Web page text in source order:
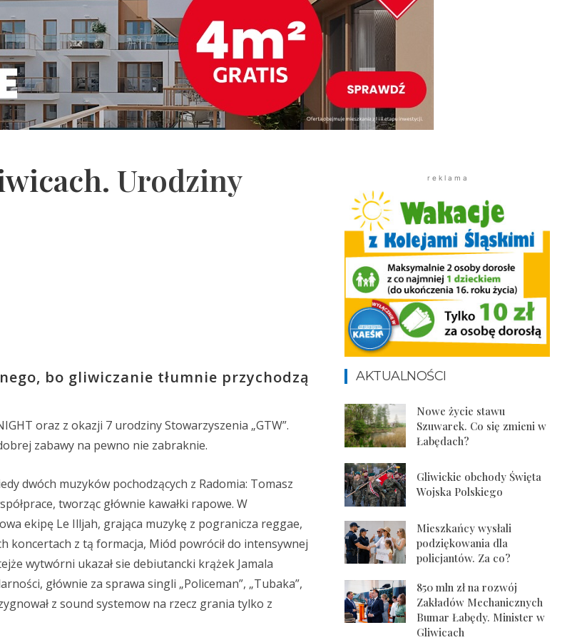
Urodziny
bo gliwiczanie tłumnie przychodzą
oraz z okazji 7 urodziny Stowarzyszenia „GTW”.
zabawy na pewno nie zabraknie.
dwóch muzyków pochodzących z Radomia: Tomasz
tworząc głównie kawałki rapowe. W
ekipę Le Illjah, grająca muzykę z pogranicza reggae,
koncertach z tą formacja, Miód powrócił do intensywnej
wytwórni ukazał sie debiutancki krążek Jamala
głównie za sprawa singli „Policeman”, „Tubaka”,
z sound systemow na rzecz grania tylko z
r e k l a m a
AKTUALNOŚCI
Nowe życie stawu
Szuwarek. Co się zmieni w
Łabędach?
Gliwickie obchody Święta
Wojska Polskiego
Mieszkańcy wysłali
podziękowania dla
policjantów. Za co?
850 mln zł na rozwój
Zakładów Mechanicznych
Bumar Łabędy. Minister w
Gliwicach